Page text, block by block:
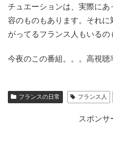
チュエーションは、実際に
容のものもあります。それ
がってるフランス人もいるの
今夜のこの番組。。。高視聴
フランスの日常 フランス人
スポンサ